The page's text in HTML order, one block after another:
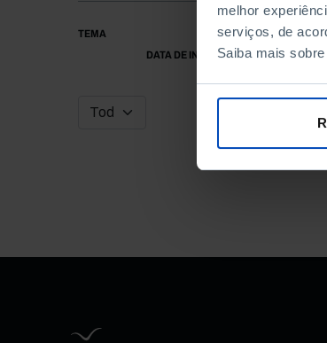
melhor
serviços, de
Saiba mais
TEMA
DATA DE INÍCIO